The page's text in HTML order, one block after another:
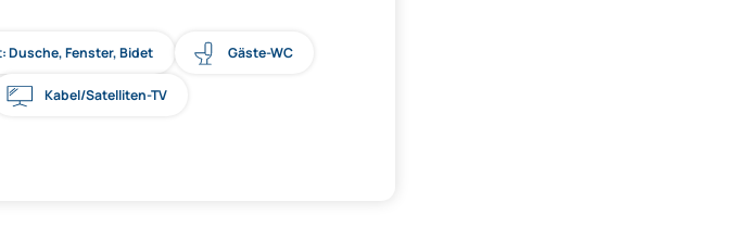
Dusche, Fenster, Bidet Gäste-WC
Kabel/Satelliten-TV